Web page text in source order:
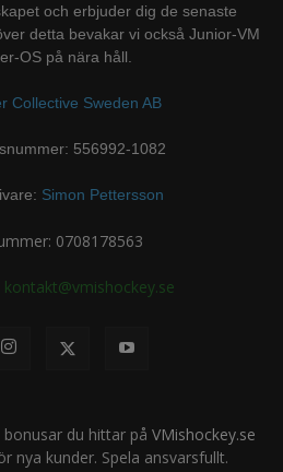
och erbjuder dig de senaste
detta bevakar vi också Junior-VM
OS på nära håll.
Collective Sweden AB
556992-1082
Simon Pettersson
0708178563
kontakt@vmishockey.se
du hittar på VMishockey.se
nya kunder. Spela ansvarsfullt.